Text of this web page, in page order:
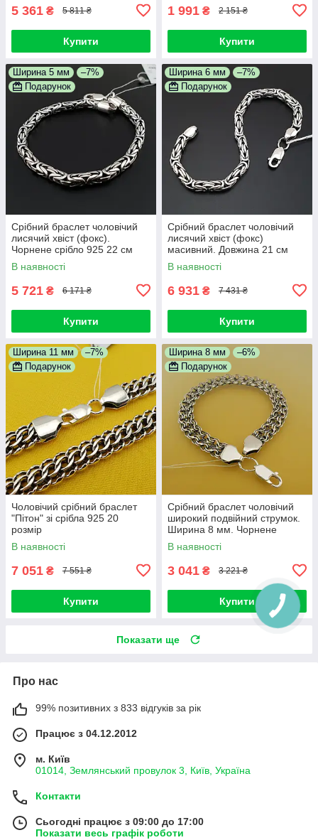
5 361 ₴ 5 811 ₴
Купити
1 991 ₴ 2 151 ₴
Купити
Ширина 5 мм
–7%
Подарунок
Срібний браслет чоловічий
лисячий хвіст (фокс).
Чорнене срібло 925 22 см
В наявності
5 721 ₴ 6 171 ₴
Купити
Ширина 6 мм
–7%
Подарунок
Срібний браслет чоловічий
лисячий хвіст (фокс)
масивний. Довжина 21 см
В наявності
6 931 ₴ 7 431 ₴
Купити
Ширина 11 мм
–7%
Подарунок
Чоловічий срібний браслет
"Пітон" зі срібла 925 20
розмір
В наявності
7 051 ₴ 7 551 ₴
Купити
Ширина 8 мм
–6%
Подарунок
Срібний браслет чоловічий
широкий подвійний струмок.
Ширина 8 мм. Чорнене
срібло 925. Довжина 19 см
В наявності
3 041 ₴ 3 221 ₴
Купити
Показати ще
Про нас
99% позитивних з 833 відгуків за рік
Працює з 04.12.2012
м. Київ
01014, Землянський провулок 3, Київ, Україна
Контакти
Сьогодні працює з 09:00 до 17:00
Показати весь графік роботи